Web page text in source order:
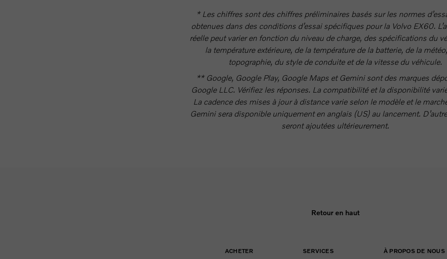
* Les chiffres sont des chiffres préliminaires basés sur les normes
obtenues dans des conditions d’essai spécifiques pour la Volvo EX60.
réelle peut varier en fonction du niveau de charge, des spécifications du
la température extérieure, de la température de la batterie, de la
topographie, du style de conduite et de la vitesse du véhicule.
** Google, Google Play, Google Maps et Gemini sont des marques
Google LLC. Vérifiez les réponses. La compatibilité et la disponibilité
La cadence des mises à jour à distance varie selon le modèle et le
Gemini sera disponible uniquement en anglais (US) au lancement.
seront ajoutées ultérieurement.
Retour en haut
ACHETER SERVICES À PROPOS DE NOUS